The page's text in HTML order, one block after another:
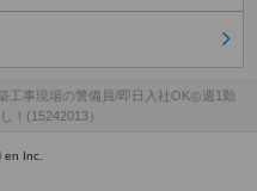
工事現場の警備員/即日入社OK◎週1勤
！(15242013）
en Inc.